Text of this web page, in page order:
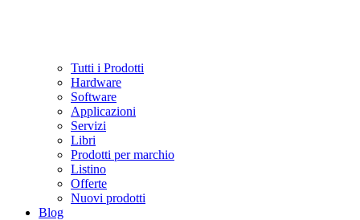
Tutti i Prodotti
Hardware
Software
Applicazioni
Servizi
Libri
Prodotti per marchio
Listino
Offerte
Nuovi prodotti
Blog